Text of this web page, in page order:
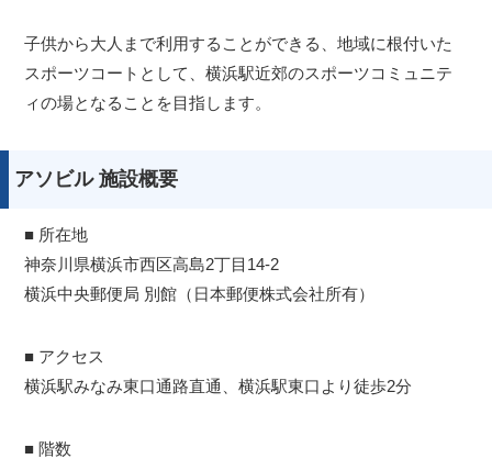
子供から大人まで利用することができる、地域に根付いた
スポーツコートとして、横浜駅近郊のスポーツコミュニテ
ィの場となることを目指します。
アソビル 施設概要
■ 所在地
神奈川県横浜市西区高島2丁目14-2
横浜中央郵便局 別館（日本郵便株式会社所有）
■ アクセス
横浜駅みなみ東口通路直通、横浜駅東口より徒歩2分
■ 階数